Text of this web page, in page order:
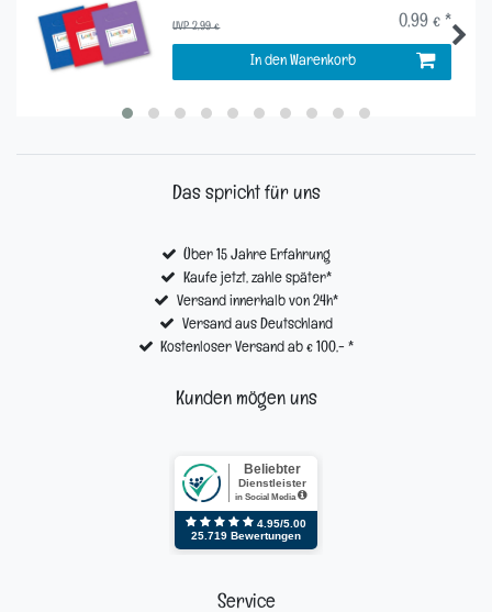
UVP 2,99 € 0,99 € *
In den Warenkorb
Das spricht für uns
Über 15 Jahre Erfahrung
Kaufe jetzt, zahle später*
Versand innerhalb von 24h*
Versand aus Deutschland
Kostenloser Versand ab € 100,- *
Kunden mögen uns
Service